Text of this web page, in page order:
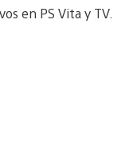
en PS Vita y TV.